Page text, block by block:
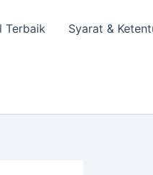
Terbaik Syarat &